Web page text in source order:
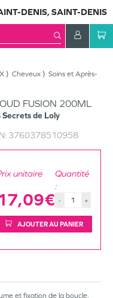
DENIS, SAINT-DENIS
Cheveux
Soins et Après-
FUSION 200ML
Secrets de Loly
3760378510958
unitaire
Quantité
:
- +
AJOUTER AU PANIER
et fixation de la boucle,